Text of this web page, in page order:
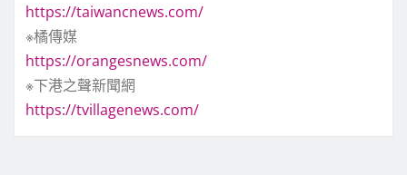
https://taiwancnews.com/
※橘傳媒
https://orangesnews.com/
※下港之聲新聞網
https://tvillagenews.com/